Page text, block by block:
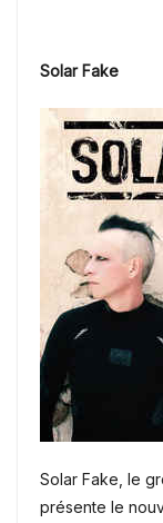
Solar Fake
Solar Fake, le
présente le